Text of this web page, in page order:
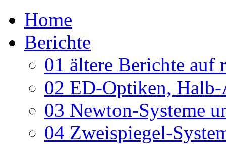
Home
Berichte
01 ältere Berichte auf
02 ED-Optiken, Halb-
03 Newton-Systeme
04 Zweispiegel-